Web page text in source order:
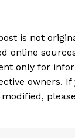
is not
online
only for
owners.